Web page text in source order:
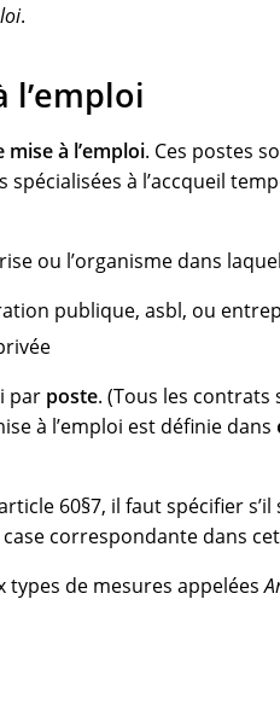
.
l’emploi
mise à l’emploi. Ces postes
à l’accqueil
ou l’organisme dans
publique, asbl, ou
par poste. (Tous les
à l’emploi est définie dans
60§7, il faut spécifier s’il
correspondante dans
de mesures appelées